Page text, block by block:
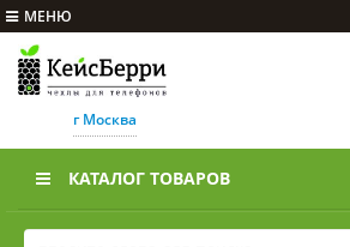
МЕНЮ
г Москва
КАТАЛОГ ТОВАРОВ